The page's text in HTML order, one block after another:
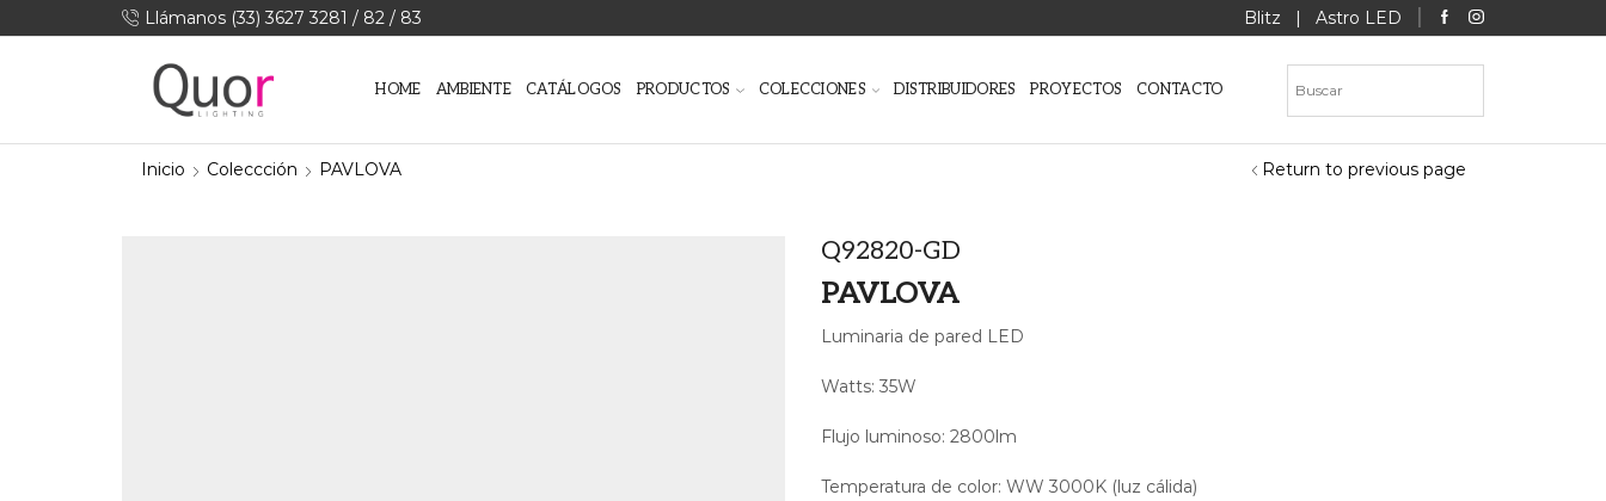
Llámanos (33) 3627 3281 / 82 / 83 Blitz | Astro LED
HOME AMBIENTE CATÁLOGOS PRODUCTOS COLECCIONES DISTRIBUIDORES PROYECTOS CONTACTO
Inicio Coleccción PAVLOVA Return to previous page
Q92820-GD
PAVLOVA
Luminaria de pared LED
Watts: 35W
Flujo luminoso: 2800lm
Temperatura de color: WW 3000K (luz cálida)